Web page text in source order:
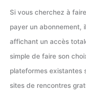
Si vous cherchez à
payer un abonnement,
affichant un accès
simple de faire son
plateformes existantes
sites de rencontres